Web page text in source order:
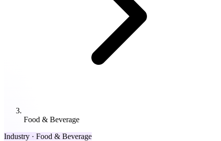
Food & Beverage
Industry · Food & Beverage